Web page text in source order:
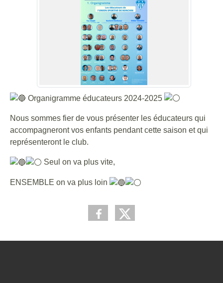
Organigramme éducateurs 2024-2025
Nous sommes fier de vous présenter les éducateurs qui
accompagneront vos enfants pendant cette saison et qui
représenteront le club.
Seul on va plus vite,
ENSEMBLE on va plus loin